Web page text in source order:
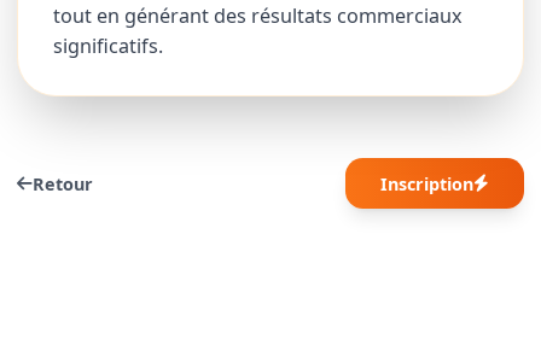
tout en générant des résultats commerciaux
significatifs.
Retour Inscription